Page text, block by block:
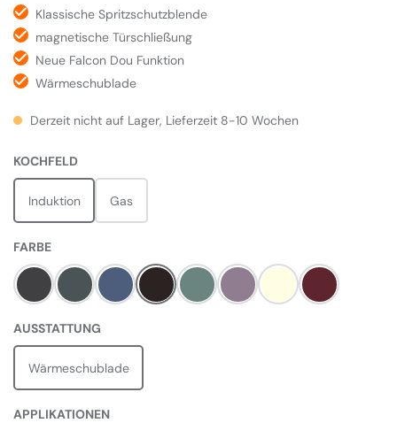
Klassische Spritzschutzblende
magnetische Türschließung
Neue Falcon Dou Funktion
Wärmeschublade
Derzeit nicht auf Lager, Lieferzeit 8-10 Wochen
KOCHFELDAUSWÄHLEN
Induktion Gas
FARBEAUSWÄHLEN
Charcoal Black
Slate Stone BlueBlack Mineral Green
Heather Pale CreamBordeaux Rot
AUSSTATTUNG
Wärmeschublade
APPLIKATIONENAUSWÄHLEN